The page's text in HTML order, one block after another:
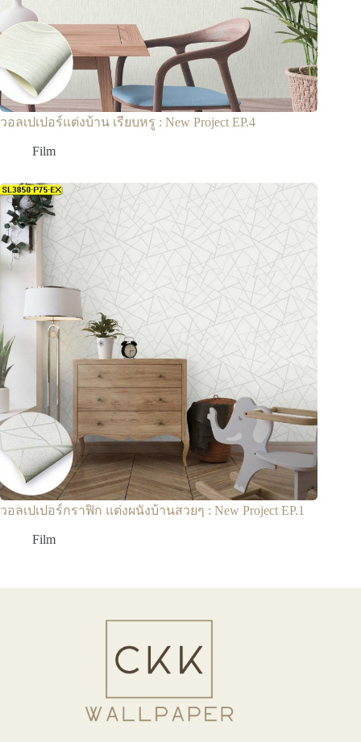
วอลเปเปอร์แต่งบ้าน เรียบหรู : New Project EP.4
Film
วอลเปเปอร์กราฟิก แต่งผนังบ้านสวยๆ : New Project EP.1
Film